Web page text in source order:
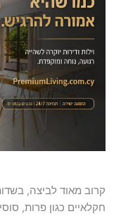
קרוב מאוד לביצה,
חקלאיים כגון פרות,